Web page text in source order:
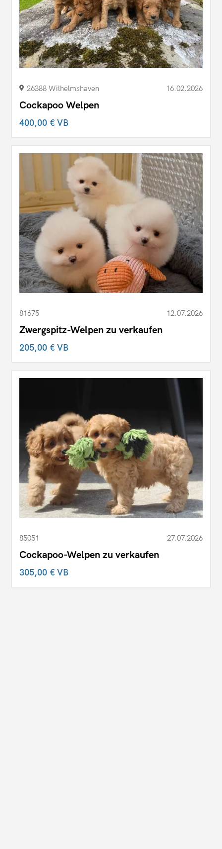
26388 Wilhelmshaven 16.02.2026
Cockapoo Welpen
400,00 €VB
81675 12.07.2026
Zwergspitz-Welpen zu verkaufen
205,00 €VB
85051 27.07.2026
Cockapoo-Welpen zu verkaufen
305,00 €VB